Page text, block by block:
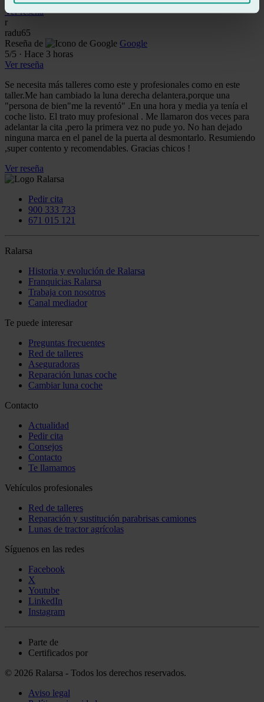
Ver reseña
r
radu65
Reseña de
Google
5/5 · Hace 3 horas
Ver reseña
Se necesita más talleres como este y profesionales como en este
taller.Me han cambiado la luna derecha delantera,porque una
"persona de bien"me la reventó" .En una hora y media ya tenía el
coche listo. El trato muy profesional . Me llamaron dos veces para
adelantar la cita ,pero la primera vez no pude yo. No han dejado
ninguna marca en el panel de la puerta al desmontarlo. Resumiendo
,super contento y recomendables. Gracias chicos !
Ver reseña
Pedir cita
900 333 733
671 015 121
Ralarsa
Historia y evolución de Ralarsa
Franquicias Ralarsa
Trabaja con nosotros
Canal mediador
Te puede interesar
Preguntas frecuentes
Red de talleres
Aseguradoras
Reparación lunas coche
Cambiar luna coche
Contacto
Actualidad
Pedir cita
Consejos
Contacto
Te llamamos
Vehículos profesionales
Red de talleres
Reparación y sustitución parabrisas camiones
Lunas de tractor agrícolas
Síguenos en las redes
Facebook
X
Youtube
LinkedIn
Instagram
Parte de
Certificados por
© 2026 Ralarsa - Todos los derechos reservados.
Aviso legal